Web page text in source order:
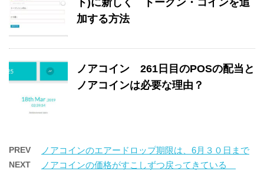
ト)に新しく トークン・コインを追
加する方法
ノアコイン 261日目のPOSの配当と
ノアコインは必要な理由？
PREV ノアコインのエアードロップ期限は、6月３０日まで
NEXT ノアコインの価格がすこしずつ戻ってきている